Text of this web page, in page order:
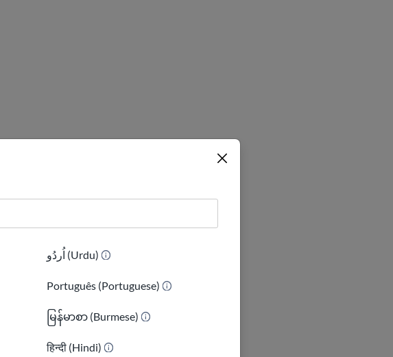
اُردُو (Urdu)
Português (Portuguese)
မြန်မာစာ (Burmese)
हिन्दी (Hindi)